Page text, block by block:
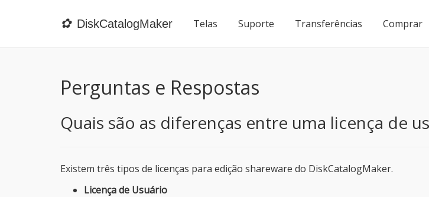
✿ DiskCatalogMaker Telas Suporte Transferências Comprar
Perguntas e Respostas
Quais são as diferenças entre uma licença de
Existem três tipos de licenças para edição shareware do DiskCatalogMaker.
Licença de Usuário